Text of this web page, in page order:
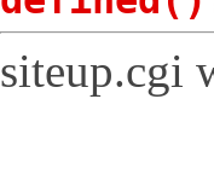
siteup.cgi